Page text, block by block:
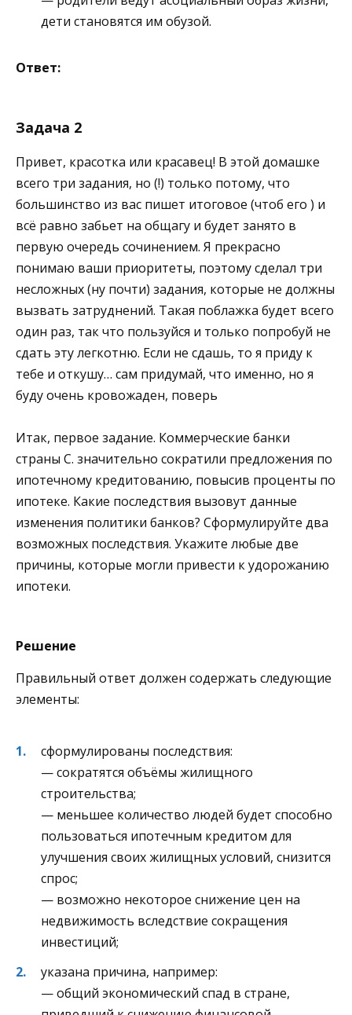
дети становятся им обузой.
Ответ:
Задача 2
Привет, красотка или красавец! В этой домашке
всего три задания, но (!) только потому, что
большинство из вас пишет итоговое (чтоб его ) и
всё равно забьет на общагу и будет занято в
первую очередь сочинением. Я прекрасно
понимаю ваши приоритеты, поэтому сделал три
несложных (ну почти) задания, которые не должны
вызвать затруднений. Такая поблажка будет всего
один раз, так что пользуйся и только попробуй не
сдать эту легкотню. Если не сдашь, то я приду к
тебе и откушу… сам придумай, что именно, но я
буду очень кровожаден, поверь
Итак, первое задание. Коммерческие банки
страны С. значительно сократили предложения по
ипотечному кредитованию, повысив проценты по
ипотеке. Какие последствия вызовут данные
изменения политики банков? Сформулируйте два
возможных последствия. Укажите любые две
причины, которые могли привести к удорожанию
ипотеки.
Решение
Правильный ответ должен содержать следующие
элементы:
сформулированы последствия:
— сократятся объёмы жилищного
строительства;
— меньшее количество людей будет способно
пользоваться ипотечным кредитом для
улучшения своих жилищных условий, снизится
спрос;
— возможно некоторое снижение цен на
недвижимость вследствие сокращения
инвестиций;
указана причина, например:
— общий экономический спад в стране,